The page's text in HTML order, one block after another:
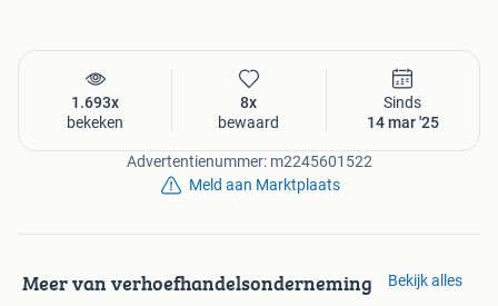
1.693x
bekeken
8x
bewaard
Sinds
14 mar '25
Advertentienummer: m2245601522
Meld aan Marktplaats
Meer van verhoefhandelsonderneming Bekijk alles